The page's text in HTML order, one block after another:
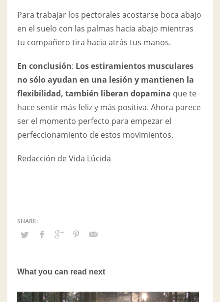
Para trabajar los pectorales acostarse boca abajo
en el suelo con las palmas hacia abajo mientras
tu compañero tira hacia atrás tus manos.
En conclusión: Los estiramientos musculares
no sólo ayudan en una lesión y mantienen la
flexibilidad, también liberan dopamina que te
hace sentir más feliz y más positiva. Ahora parece
ser el momento perfecto para empezar el
perfeccionamiento de estos movimientos.
Redacción de Vida Lúcida
What you can read next